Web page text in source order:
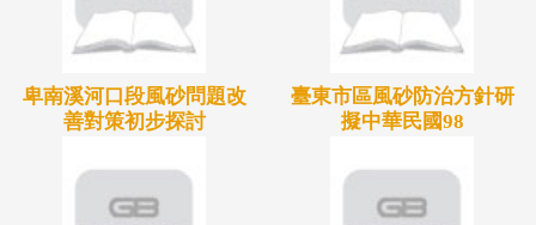
洪痕水尺，皆曾紀錄到20公分以上之積水高度，顯示
設置點位合宜。另本計畫已建置完成自動化水情簡訊
發送系統，當水位到達警戒高度時，則可自動發送警
戒簡訊，提醒防救災人員，以利進行相關之處置；另
傳真系統則是可透過網頁登打相關資料後，無須透過
傳真機等相關設備，即可將汛期值班要發送之傳真通
卑南溪河口段風砂問題改
善對策初步探討
臺東市區風砂防治方針研
擬中華民國98